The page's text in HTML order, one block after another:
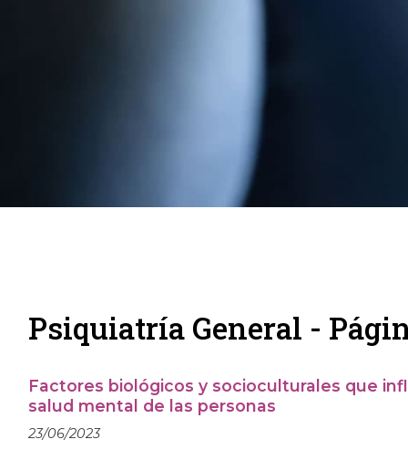
Psiquiatría General -
Factores biológicos y socioculturales que
salud mental de las personas
23/06/2023